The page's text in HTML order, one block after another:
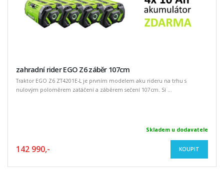
zahradní rider EGO Z6 záběr 107cm
Traktor EGO Z6 ZT4201E-L je prvním modelem aku rideru na trhu s
nulovým poloměrem zatáčení a záběrem sečení 107cm. Sí ...
Skladem u dodavatele
142 990,- KOUPIT